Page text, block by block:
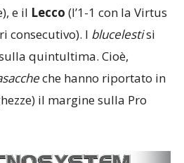
e il Lecco (l’1-1 con la Virtus
consecutivo). I blucelestisi
quintultima. Cioè,
che hanno riportato in
il margine sulla Pro